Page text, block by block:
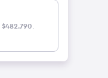
$482.790.